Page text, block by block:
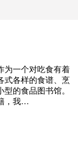
为一个对吃食有着
式各样的食谱、烹
的食品图书馆。
，我…